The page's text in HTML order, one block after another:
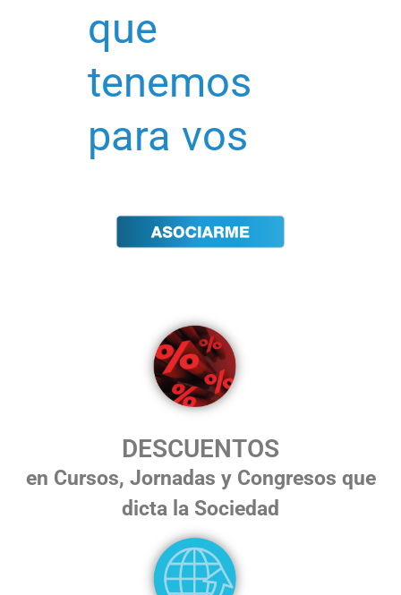
que
tenemos
para vos
DESCUENTOS
en Cursos, Jornadas y Congresos que
dicta la Sociedad